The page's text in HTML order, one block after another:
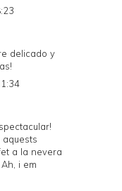
delicado y
a la nevera
i em